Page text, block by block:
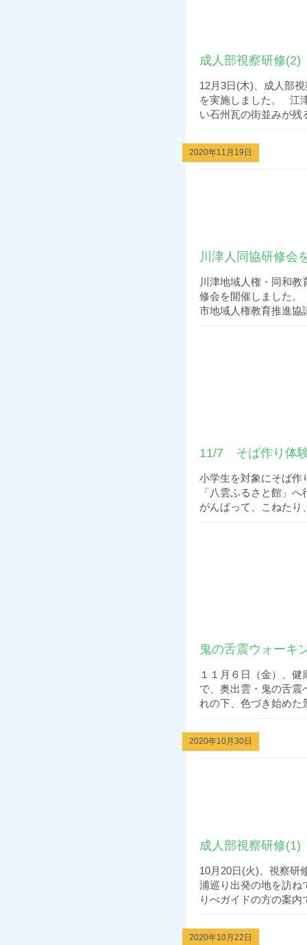
成人部視察研修(2)
12月3日(木)、成人部
を実施しました。 江
い石州瓦の街並みが残
2020年11月19日
川津人同協研修会
川津地域人権・同和
修会を開催しました
市地域人権教育推進協
11/7 そば作り体
小学生を対象にそば作
「八雲ふるさと館」
がんばって、こねたり
鬼の舌震ウォーキ
１１月６日（金）、
で、奥出雲・鬼の舌震
れの下、色づき始めた
2020年10月30日
成人部視察研修(1)
10月20日(火)、視察研
浦巡り出発の地を訪
りべガイドの方の案内
2020年10月22日